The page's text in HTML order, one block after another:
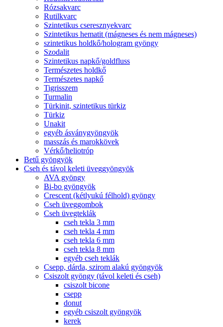
Rózsakvarc
Rutilkvarc
Szintetikus cseresznyekvarc
Szintetikus hematit (mágneses és nem mágneses)
szintetikus holdkő/hologram gyöngy
Szodalit
Szintetikus napkő/goldfluss
Természetes holdkő
Természetes napkő
Tigrisszem
Turmalin
Türkinit, szintetikus türkiz
Türkiz
Unakit
egyéb ásványgyöngyök
masszás és marokkövek
Vérkő/heliotróp
Betű gyöngyök
Cseh és távol keleti üveggyöngyök
AVA gyöngy
Bi-bo gyöngyök
Crescent (kétlyukú félhold) gyöngy
Cseh üveggombok
Cseh üvegteklák
cseh tekla 3 mm
cseh tekla 4 mm
cseh tekla 6 mm
cseh tekla 8 mm
egyéb cseh teklák
Csepp, dárda, szirom alakú gyöngyök
Csiszolt gyöngy (távol keleti és cseh)
csiszolt bicone
csepp
donut
egyéb csiszolt gyöngyök
kerek